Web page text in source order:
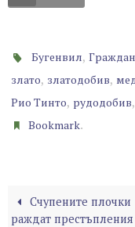
Бугенвил,
злато, златодобив,
Рио Тинто, рудодобив,
Bookmark.
Счупените плочки
раждат престъпления